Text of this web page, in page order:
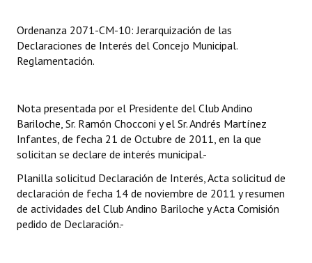
Digesto
Organigrama
DOCUMENTOS
Informes de Gestión
Proyectos Presentados
Dictámenes Asesoría Letrada
Actas de Sesión
Ordenanza 2071-CM-10: Jerarquización de las
Declaraciones de Interés del Concejo Municipal.
Reglamentación.
Nota presentada por el Presidente del Club Andino
Bariloche, Sr. Ramón Chocconi y el Sr. Andrés Martínez
Infantes, de fecha 21 de Octubre de 2011, en la que
solicitan se declare de interés municipal.-
Planilla solicitud Declaración de Interés, Acta solicitud de
declaración de fecha 14 de noviembre de 2011 y resumen
de actividades del Club Andino Bariloche y Acta Comisión
pedido de Declaración.-